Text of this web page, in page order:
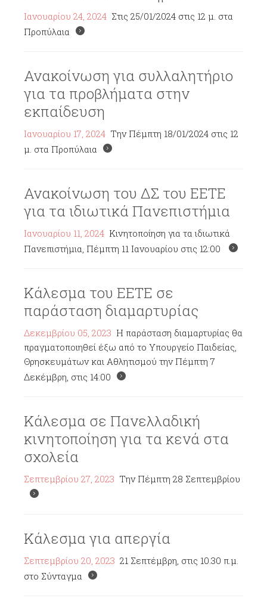
Ιανουαρίου 24, 2024 Στις 25/01/2024 στις 12 μ. στα
Προπύλαια
Ανακοίνωση για συλλαλητήριο
για τα προβλήματα στην
εκπαίδευση
Ιανουαρίου 17, 2024 Την Πέμπτη 18/01/2024 στις 12
μ. στα Προπύλαια
Ανακοίνωση του ΔΣ του ΕΕΤΕ
για τα ιδιωτικά Πανεπιστήμια
Ιανουαρίου 11, 2024 Κινητοποίηση για τα ιδιωτικά
Πανεπιστήμια, Πέμπτη 11 Ιανουαρίου στις 12:00
Κάλεσμα του ΕΕΤΕ σε
παράσταση διαμαρτυρίας
Δεκεμβρίου 05, 2023 Η παράσταση διαμαρτυρίας θα
πραγματοποιηθεί έξω από το Υπουργείο Παιδείας,
Θρησκευμάτων και Αθλητισμού την Πέμπτη 7
Δεκέμβρη, στις 14:00
Κάλεσμα σε Πανελλαδική
κινητοποίηση για τα κενά στα
σχολεία
Σεπτεμβρίου 27, 2023 Την Πέμπτη 28 Σεπτεμβρίου
Κάλεσμα για απεργία
Σεπτεμβρίου 20, 2023 21 Σεπτέμβρη, στις 10.30 π.μ.
στο Σύνταγμα